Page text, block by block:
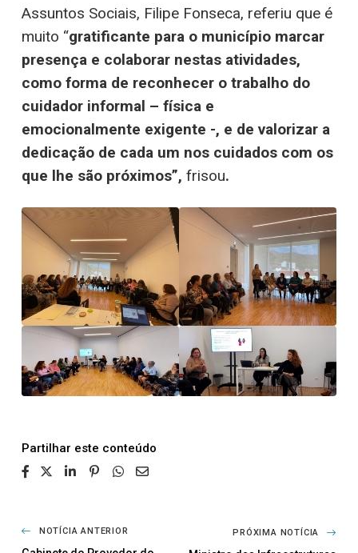
Assuntos Sociais, Filipe Fonseca, referiu que é
muito “gratificante para o município marcar
presença e colaborar nestas atividades,
como forma de reconhecer o trabalho do
cuidador informal – física e
emocionalmente exigente -, e de valorizar a
dedicação de cada um nos cuidados com os
que lhe são próximos”, frisou.
Partilhar
NOTÍCIA ANTERIOR PRÓXIMA NOTÍCIA